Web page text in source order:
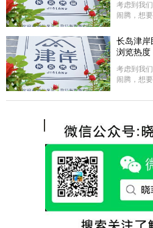
考虑到我
闹腾，想
选择津岸
方面家里
很好，每
的新鲜呢
包子非常
各不相同
热情，能
点很好。
长岛津岸
浏览热度
考虑到我
闹腾，想
选择津岸
很好，每
的新鲜呢
包子非常
各不相同
推荐津岸
热情，能
点很好。